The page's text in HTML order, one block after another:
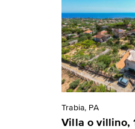
Trabia, PA
Villa o villino,